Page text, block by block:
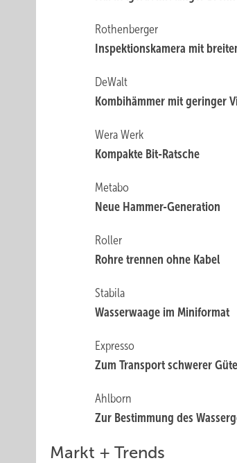
Rothenberger
Inspektionskamera mit
DeWalt
Kombihämmer mit geringer
Wera Werk
Kompakte Bit-Ratsche
Metabo
Neue Hammer-Generation
Roller
Rohre trennen ohne Kabel
Stabila
Wasserwaage im Miniformat
Expresso
Zum Transport schwerer
Ahlborn
Zur Bestimmung des
Markt + Trends